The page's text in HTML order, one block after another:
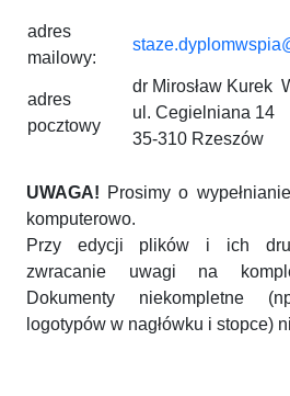
adres
mailowy:
adres
pocztowy
dr Mirosław Kurek
ul. Cegielniana 14
35-310 Rzeszów
UWAGA! Prosimy o
komputerowo.
Przy edycji plików i ich
zwracanie uwagi na
Dokumenty niekompletne
logotypów w nagłówku i stopce)